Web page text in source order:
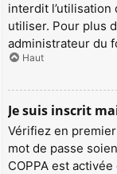
interdit l’utilisation
utiliser. Pour plus
administrateur du
Haut
Je suis inscrit
Vérifiez en
mot de passe
COPPA est